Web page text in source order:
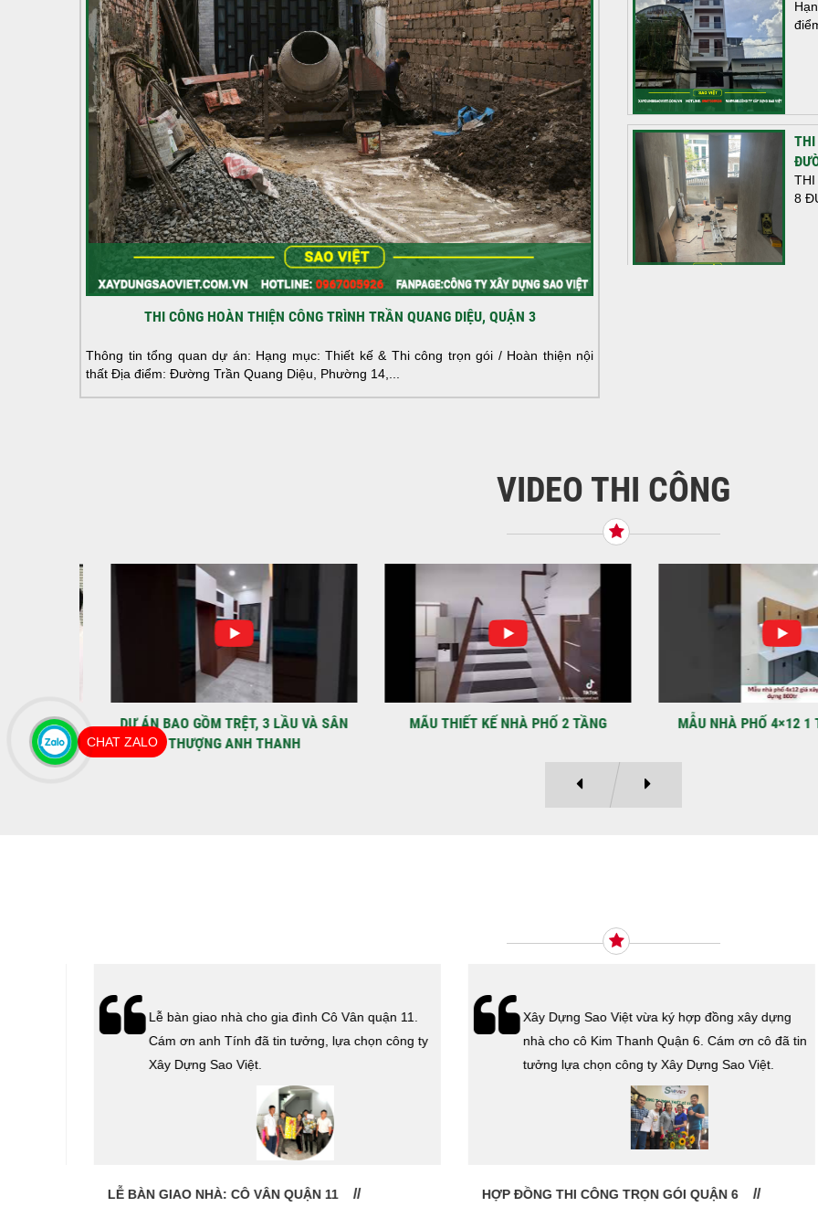
THI CÔNG HOÀN THIỆN CÔNG TRÌNH TRẦN QUANG DIỆU, QUẬN 3
Thông tin tổng quan dự án: Hạng mục: Thiết kế & Thi công trọn gói / Hoàn thiện nội
thất Địa điểm: Đường Trần Quang Diệu, Phường 14,...
THI
8
Địa
Kỳ
VIDEO THI CÔNG
DỰ ÁN BAO GỒM TRỆT, 3 LẦU VÀ SÂN
THƯỢNG ANH THANH
MÃU THIẾT KẾ NHÀ PHỐ 2 TẦNG MẪU NHÀ PHỐ 4×12 1
Lễ bàn giao nhà cho gia đình Cô Vân quận 11.
Cám ơn anh Tính đã tin tưởng, lựa chọn công ty
Xây Dựng Sao Việt.
LỄ BÀN GIAO NHÀ: CÔ VÂN QUẬN 11
Xây Dựng Sao Việt vừa ký hợp đồng xây dựng
nhà cho cô Kim Thanh Quận 6. Cám ơn cô đã tin
tưởng lựa chọn công ty Xây Dựng Sao Việt.
HỢP ĐỒNG THI CÔNG TRỌN GÓI QUẬN 6
CHAT ZALO